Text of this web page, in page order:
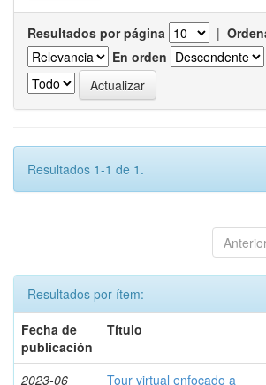
Resultados por página |
En orden
Resultados 1-1 de 1.
Resultados por ítem:
Fecha de
publicación
Título
2023-06
Tour virtual enfocado a